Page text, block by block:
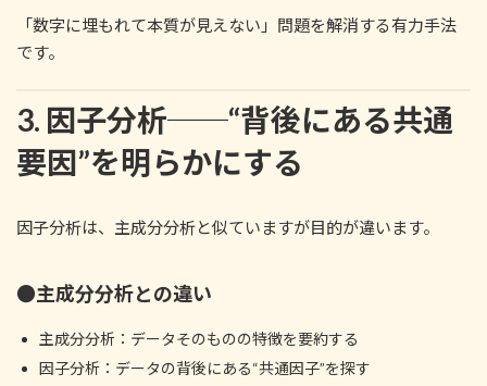
「数字に埋もれて本質が見えない」問題を解消する有力手法
です。
3. 因子分析──“背後にある共通
要因”を明らかにする
因子分析は、主成分分析と似ていますが目的が違います。
●主成分分析との違い
主成分分析：データそのものの特徴を要約する
因子分析：データの背後にある“共通因子”を探す